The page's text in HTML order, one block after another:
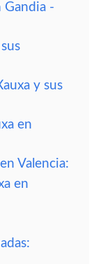
Gandia -
y sus
en
Valencia:
en